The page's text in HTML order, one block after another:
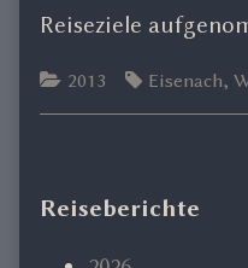
Reiseziele
Categories
2013 Tags
Eisenach,
Primary
Reiseberichte